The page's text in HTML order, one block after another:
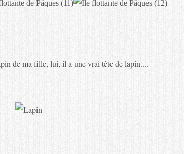
de ma fille, lui, il a une vrai tête de lapin....